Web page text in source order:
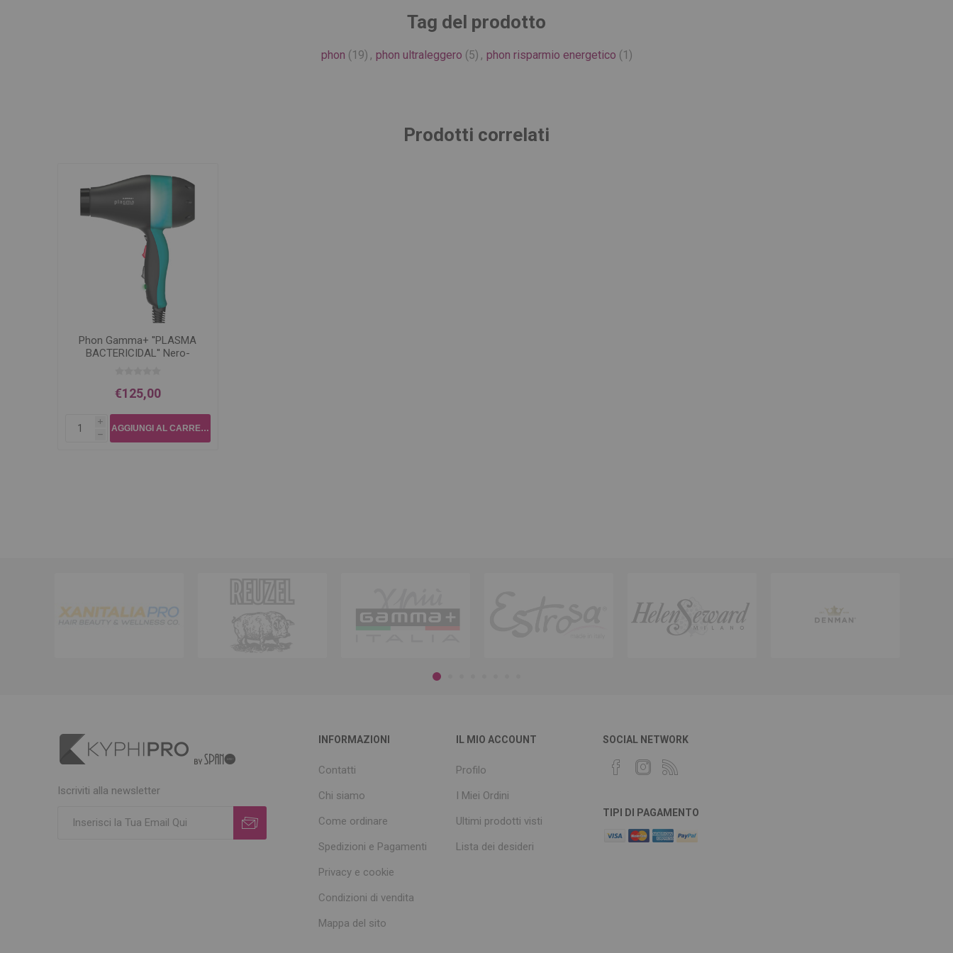
Tag del prodotto
phon (19) , phon ultraleggero (5) , phon risparmio energetico (1)
Prodotti correlati
Phon Gamma+ ''PLASMA
BACTERICIDAL'' Nero-
€125,00
i
h
Iscriviti alla newsletter
INFORMAZIONI
Contatti
Chi siamo
Come ordinare
Spedizioni e Pagamenti
Privacy e cookie
Condizioni di vendita
Mappa del sito
IL MIO ACCOUNT
Profilo
I Miei Ordini
Ultimi prodotti visti
Lista dei desideri
SOCIAL NETWORK
TIPI DI PAGAMENTO